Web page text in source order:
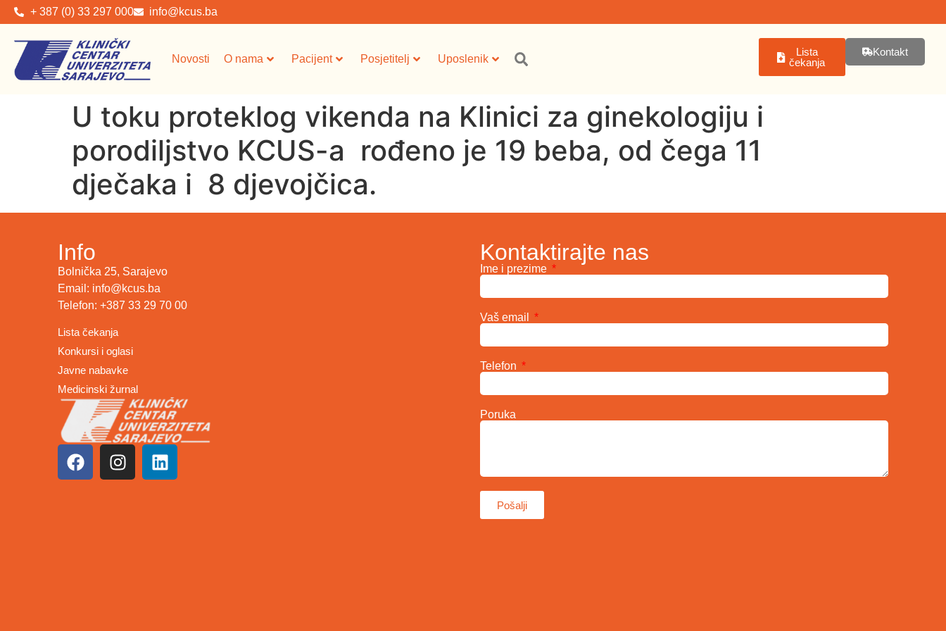
+ 387 (0) 33 297 000 info@kcus.ba
Novosti O nama Pacijent Posjetitelj Uposlenik
Lista
čekanja
Kontakt
U toku proteklog vikenda na Klinici za ginekologiju i
porodiljstvo KCUS-a rođeno je 19 beba, od čega 11
dječaka i 8 djevojčica.
Info
Bolnička 25, Sarajevo
Email: info@kcus.ba
Telefon: +387 33 29 70 00
Lista čekanja
Konkursi i oglasi
Javne nabavke
Medicinski žurnal
Kontaktirajte nas
Ime i prezime
Vaš email
Telefon
Poruka
Pošalji